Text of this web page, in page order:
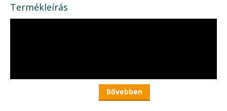
Termékleírás
Bővebben